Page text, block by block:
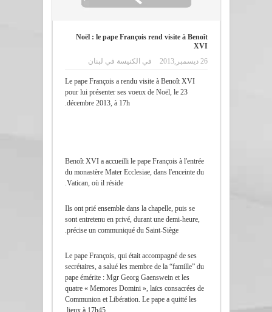
Noël : le pape François rend visite à Benoît
XVI
26 ديسمبر,2013
في الكنيسة في لبنان
Le pape François a rendu visite à Benoît XVI
pour lui présenter ses voeux de Noël, le 23
décembre 2013, à 17h.
Benoît XVI a accueilli le pape François à l'entrée
du monastère Mater Ecclesiae, dans l'enceinte du
Vatican, où il réside.
Ils ont prié ensemble dans la chapelle, puis se
sont entretenu en privé, durant une demi-heure,
précise un communiqué du Saint-Siège.
Le pape François, qui était accompagné de ses
secrétaires, a salué les membre de la “famille” du
pape émérite : Mgr Georg Gaenswein et les
quatre « Memores Domini », laïcs consacrées de
Communion et Libération. Le pape a quitté les
lieux à 17h45.